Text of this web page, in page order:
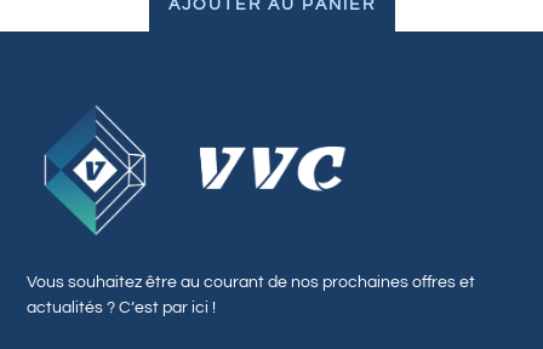
AJOUTER AU PANIER
Vous souhaitez être au courant de nos prochaines offres et
actualités ? C’est par ici !